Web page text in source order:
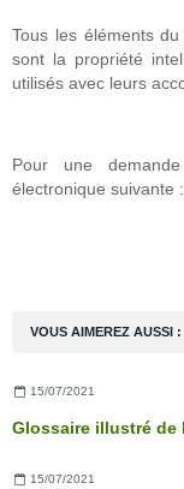
VOUS AIMEREZ AUSSI :
15/07/2021
Glossaire illustré de
15/07/2021
Tous les éléments
sont la propriété
utilisés avec leurs
Pour une
électronique suivante :